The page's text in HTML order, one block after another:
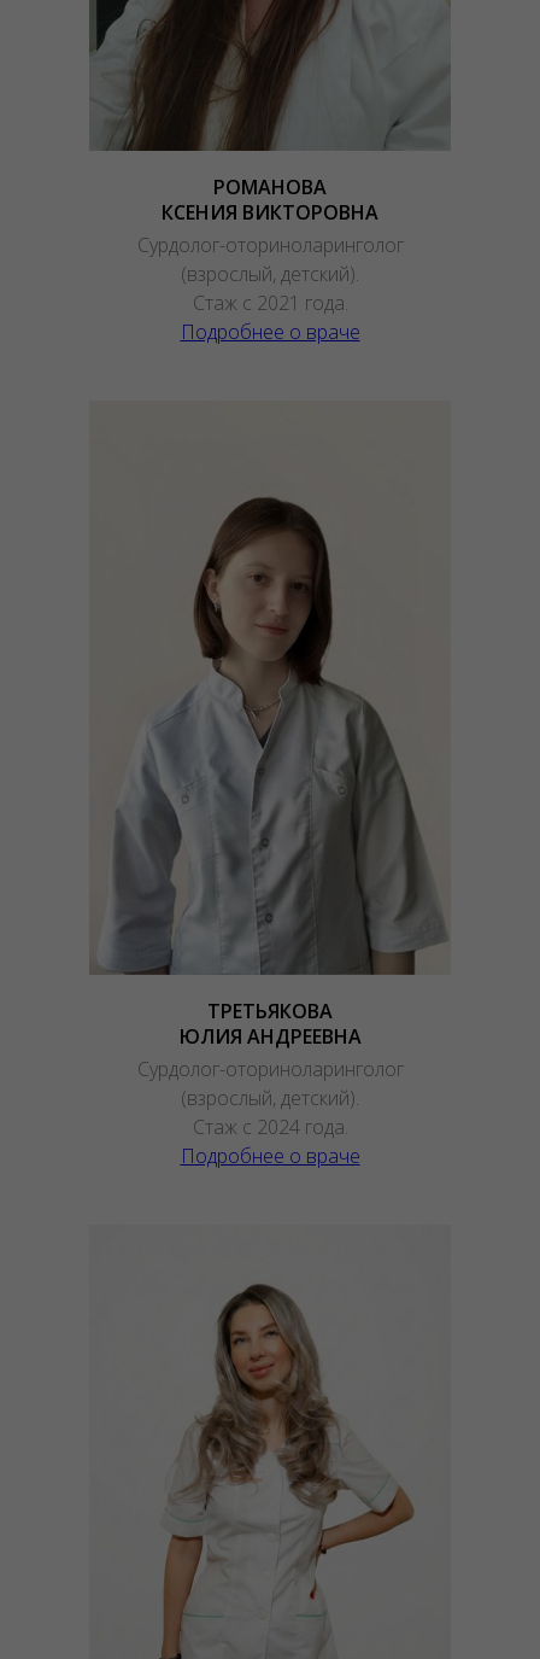
РОМАНОВА
КСЕНИЯ ВИКТОРОВНА
Сурдолог-оториноларинголог
(взрослый, детский).
Стаж с 2021 года.
Подробнее о враче
ТРЕТЬЯКОВА
ЮЛИЯ АНДРЕЕВНА
Сурдолог-оториноларинголог
(взрослый, детский).
Стаж с 2024 года.
Подробнее о враче